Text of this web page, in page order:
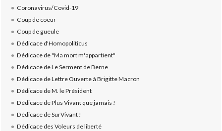
Coronavirus/Covid-19
Coup de coeur
Coup de gueule
Dédicace d'Homopoliticus
Dédicace de "Ma mort m'appartient"
Dédicace de Le Serment de Berne
Dédicace de Lettre Ouverte à Brigitte Macron
Dédicace de M. le Président
Dédicace de Plus Vivant que jamais !
Dédicace de SurVivant !
Dédicace des Voleurs de liberté